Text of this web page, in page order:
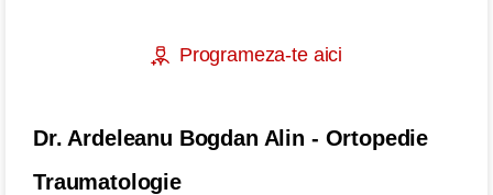
Programeza-te aici
Dr. Ardeleanu Bogdan Alin - Ortopedie
Traumatologie